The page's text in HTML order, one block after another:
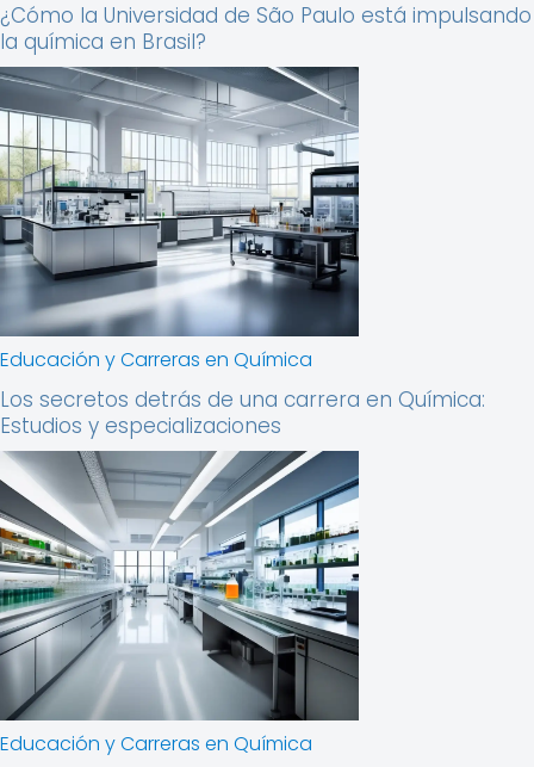
¿Cómo la Universidad de São Paulo está impulsando
la química en Brasil?
Educación y Carreras en Química
Los secretos detrás de una carrera en Química:
Estudios y especializaciones
Educación y Carreras en Química